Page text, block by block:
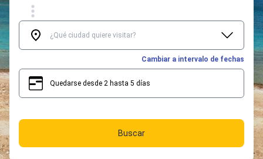
Cambiar a intervalo de fechas
Quedarse desde 2 hasta 5 días
Buscar